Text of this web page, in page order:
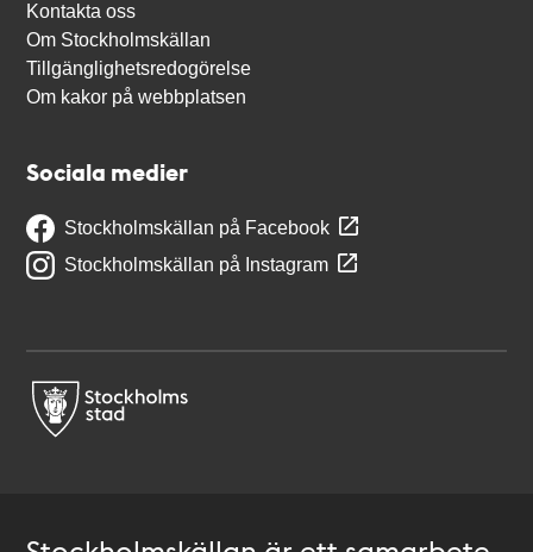
Kontakta oss
Om Stockholmskällan
Tillgänglighetsredogörelse
Om kakor på webbplatsen
Sociala medier
Stockholmskällan på Facebook
Stockholmskällan på Instagram